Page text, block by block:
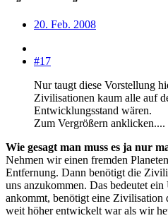
20. Feb. 2008
#17
Nur taugt diese Vorstellung
Zivilisationen kaum alle auf
Entwicklungsstand wären.
Zum Vergrößern anklicken....
Wie gesagt man muss es ja nur
Nehmen wir einen fremden
Entfernung. Dann benötigt die
uns anzukommen. Das bedeutet
ankommt, benötigt eine Zivilisation
weit höher entwickelt war als wir